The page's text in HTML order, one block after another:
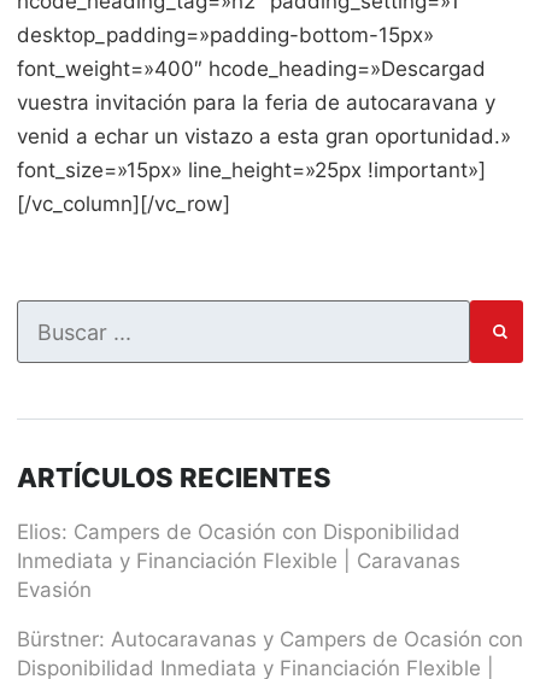
desktop_padding=»padding-bottom-15px»
font_weight=»400″ hcode_heading=»Descargad
vuestra invitación para la feria de autocaravana y
venid a echar un vistazo a esta gran oportunidad.»
font_size=»15px» line_height=»25px !important»]
[/vc_column][/vc_row]
ARTÍCULOS RECIENTES
Elios: Campers de Ocasión con Disponibilidad
Inmediata y Financiación Flexible | Caravanas
Evasión
Bürstner: Autocaravanas y Campers de Ocasión con
Disponibilidad Inmediata y Financiación Flexible |